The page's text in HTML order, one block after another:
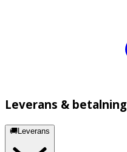
Leverans & betalning
🚚Leverans